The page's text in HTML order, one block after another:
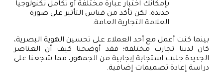
بإمكانك اختبار عبارة مختلفة أو تكامل تكنولوجيا
جديدة. لكن تأكد من قياس التأثير على صورة
العلامة التجارية العامة.
بينما كنت أعمل مع أحد العملاء على تحسين الهوية البصرية،
كان لدينا تجارب مختلفة؛ فقد أوضحنا كيف أن العناصر
الجديدة جلبت استجابة إيجابية من الجمهور، مما شجعنا على
دراسة إعادة تصميمات إضافية.